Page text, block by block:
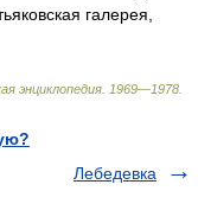
галерея,
энциклопедия 1969—1978
Лебедевка